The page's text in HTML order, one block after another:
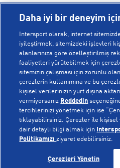
TÜKENDİ
TÜKENDİ
Hakkımızda
Mağazalarımız
Bilgi Toplumu Hizmetleri
Gizlilik Politikası
İşlem Rehberi
Kampanyalar
Çerez Politikası
Çerez Ayarları
YARDIM
Sipariş Takibi
İptal & İade
Sıkça Sorulan Sorular
Yetkili Servis Listesi
Bize Ulaşın
POPÜLER KOLEKSİYONLAR
Voleybol Milli Takım
New Balance 408
Nike Initiator
On Cloudmonster
© Copyright INTERSPORT 2026
Üyelik SözleşmesiGizlilikÇerezler
Daha iyi bir deneyim
Intersport olarak, internet
iyileştirmek, sitemizdeki işlevleri
alanlarınıza göre özelleştirilmiş
faaliyetleri yürütebilmek için
sitemizin çalışması için zorunlu
çerezlerin kullanımına ve bu
kişisel verilerinizin yurt dışına
vermiyorsanız Reddedin
tercihlerinizi yönetmek için ise
tıklayabilirsiniz. Çerezler ile
dair detaylı bilgi almak için
Politikamızıziyaret edebilirsiniz.
Çerezleri Yönetin